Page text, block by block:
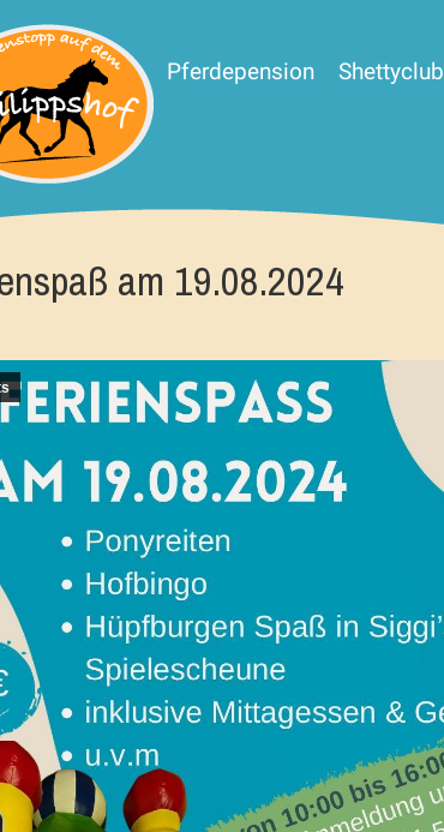
Pferdepension Shettyclub
am 19.08.2024